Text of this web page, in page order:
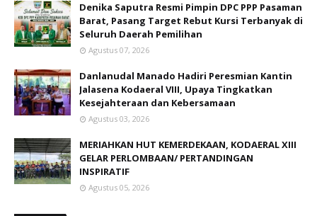
Denika Saputra Resmi Pimpin DPC PPP Pasaman
Barat, Pasang Target Rebut Kursi Terbanyak di
Seluruh Daerah Pemilihan
Agustus 07, 2026
Danlanudal Manado Hadiri Peresmian Kantin
Jalasena Kodaeral VIII, Upaya Tingkatkan
Kesejahteraan dan Kebersamaan
Agustus 03, 2026
MERIAHKAN HUT KEMERDEKAAN, KODAERAL XIII
GELAR PERLOMBAAN/ PERTANDINGAN
INSPIRATIF
Agustus 05, 2026